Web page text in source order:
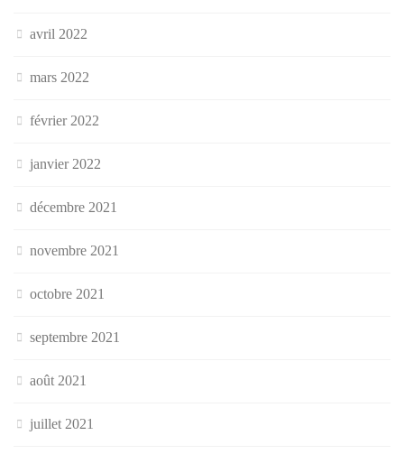
avril 2022
mars 2022
février 2022
janvier 2022
décembre 2021
novembre 2021
octobre 2021
septembre 2021
août 2021
juillet 2021